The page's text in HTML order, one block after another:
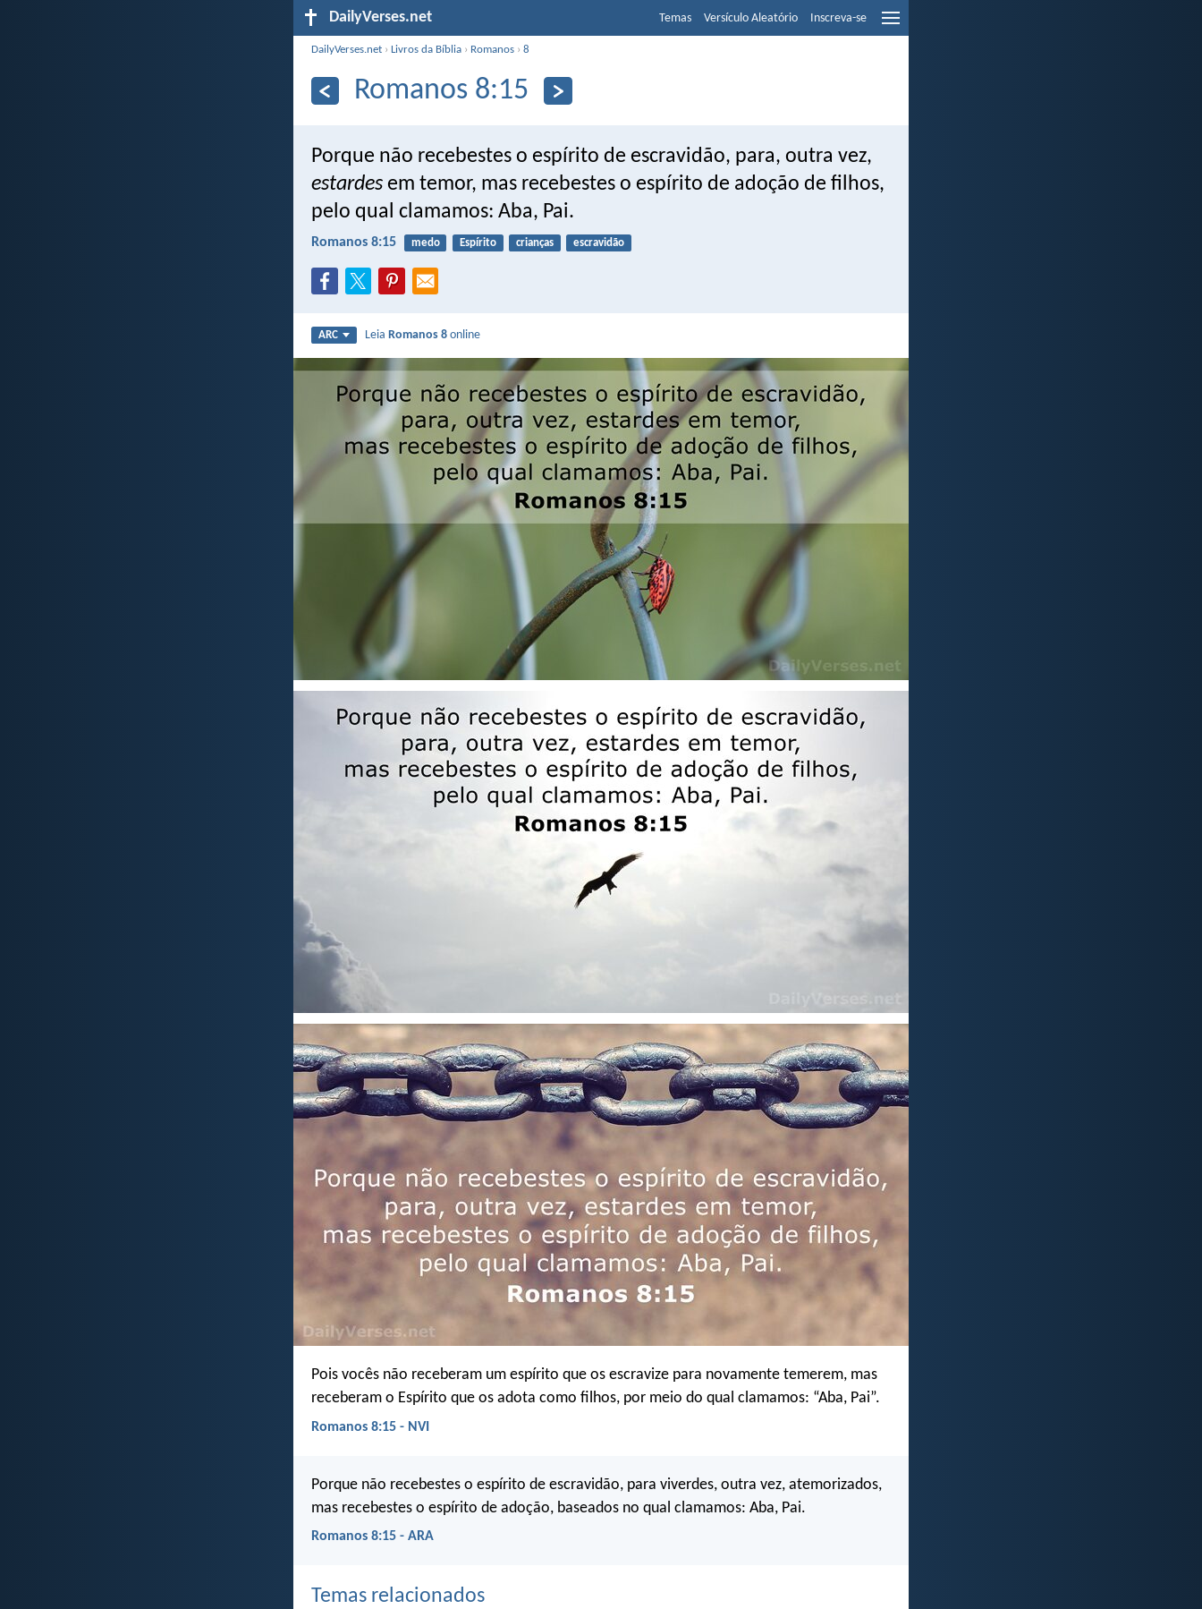
DailyVerses.net Temas Versículo Aleatório Inscreva-se
DailyVerses.net ›Livros da Bíblia › Romanos ›8
Romanos 8:15
Porque não recebestes o espírito de escravidão, para, outra vez,
estardes em temor, mas recebestes o espírito de adoção de filhos,
pelo qual clamamos: Aba, Pai.
Romanos 8:15 medo Espírito crianças escravidão
ARC LeiaRomanos 8 online
Pois vocês não receberam um espírito que os escravize para novamente temerem, mas
receberam o Espírito que os adota como filhos, por meio do qual clamamos: “Aba, Pai”.
Romanos 8:15 - NVI
Porque não recebestes o espírito de escravidão, para viverdes, outra vez, atemorizados,
mas recebestes o espírito de adoção, baseados no qual clamamos: Aba, Pai.
Romanos 8:15 - ARA
Temas relacionados